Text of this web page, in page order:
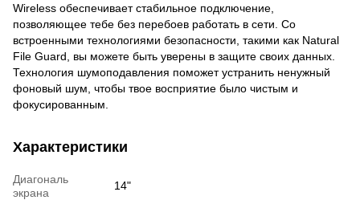
Wireless обеспечивает стабильное подключение,
позволяющее тебе без перебоев работать в сети. Со
встроенными технологиями безопасности, такими как Natural
File Guard, вы можете быть уверены в защите своих данных.
Технология шумоподавления поможет устранить ненужный
фоновый шум, чтобы твое восприятие было чистым и
фокусированным.
Характеристики
Диагональ
экрана
14"